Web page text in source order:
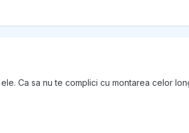
Ca sa nu te complici cu montarea celor